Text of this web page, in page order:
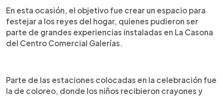
En esta ocasión, el objetivo fue crear un espacio para
festejar a los reyes del hogar, quienes pudieron ser
parte de grandes experiencias instaladas en La Casona
del Centro Comercial Galerías.
Parte de las estaciones colocadas en la celebración fue
la de coloreo, donde los niños recibieron crayones y